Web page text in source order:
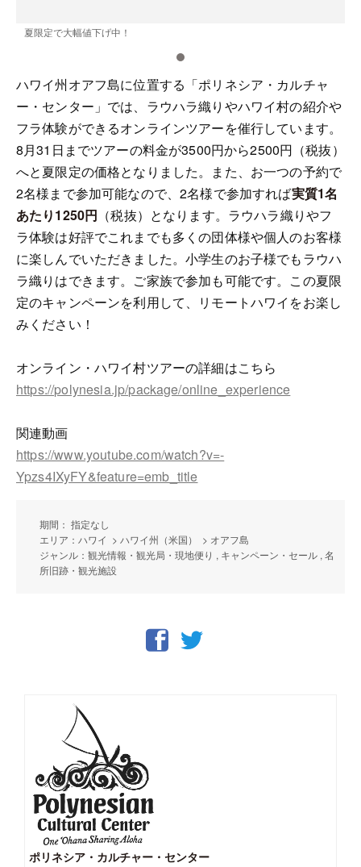
夏限定で大幅値下げ中！
ハワイ州オアフ島に位置する「ポリネシア・カルチャ
ー・センター」では、ラウハラ織りやハワイ村の紹介や
フラ体験ができるオンラインツアーを催行しています。
8月31日までツアーの料金が3500円から2500円（税抜）
へと夏限定の価格となりました。また、お一つの予約で
2名様まで参加可能なので、2名様で参加すれば実質1名
あたり1250円 （税抜）となります。ラウハラ織りやフ
ラ体験は好評でこれまでも多くの団体様や個人のお客様
に楽しんでいただきました。小学生のお子様でもラウハ
ラ織りはできます。ご家族で参加も可能です。この夏限
定のキャンペーンを利用して、リモートハワイをお楽し
みください！
オンライン・ハワイ村ツアーの詳細はこちら
https://polynesia.jp/package/online_experience
関連動画
https://www.youtube.com/watch?v=-
Ypzs4IXyFY&feature=emb_title
期間： 指定なし
エリア：ハワイ > ハワイ州（米国） > オアフ島
ジャンル：観光情報・観光局・現地便り , キャンペーン・セール , 名
所旧跡・観光施設
ポリネシア・カルチャー・センター